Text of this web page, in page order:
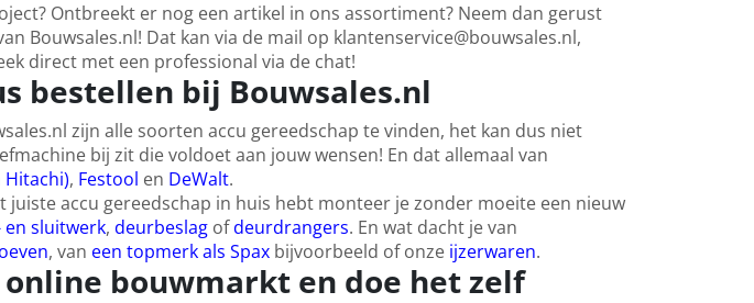
Ontbreekt er nog een artikel in ons assortiment? Neem dan gerust
Bouwsales.nl! Dat kan via de mail op klantenservice@bouwsales.nl,
direct met een professional via de chat!
bestellen bij Bouwsales.nl
zijn alle soorten accu gereedschap te vinden, het kan dus niet
bij zit die voldoet aan jouw wensen! En dat allemaal van
Hitachi), Festool en DeWalt.
juiste accu gereedschap in huis hebt monteer je zonder moeite een nieuw
en sluitwerk, deurbeslagofdeurdrangers. En wat dacht je van
, van een topmerk als Spaxbijvoorbeeld of onze ijzerwaren.
online bouwmarkt en doe het zelf